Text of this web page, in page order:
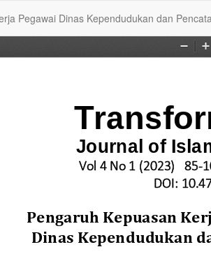
Pegawai Dinas Kependudukan dan